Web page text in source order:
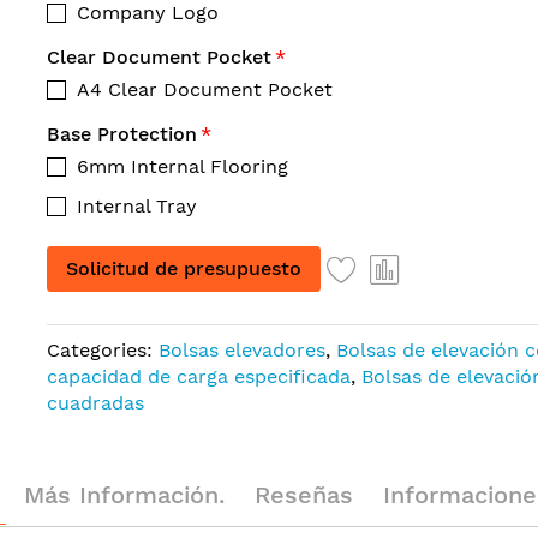
Company Logo
Clear Document Pocket
A4 Clear Document Pocket
Base Protection
6mm Internal Flooring
Internal Tray
Solicitud de presupuesto
Categories: Bolsas elevadores, Bolsas de elevación
capacidad de carga especificada, Bolsas de
cuadradas
Más Información. Reseñas Informaciones